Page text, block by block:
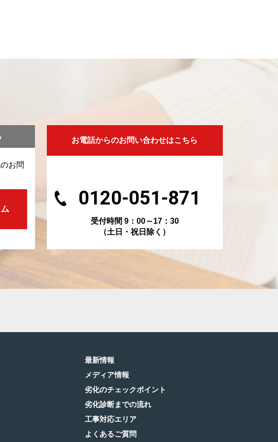
お問
お電話からのお問い合わせはこちら
0120-051-871
受付時間 9：00～17：30
（土日・祝日除く）
最新情報
メディア情報
劣化のチェックポイント
劣化診断までの流れ
工事対応エリア
よくあるご質問